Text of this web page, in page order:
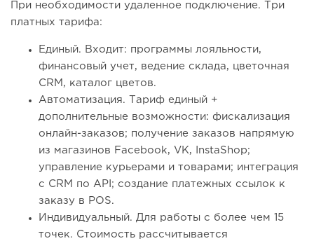
При необходимости удаленное подключение. Три
платных тарифа:
Единый. Входит: программы лояльности,
финансовый учет, ведение склада, цветочная
CRM, каталог цветов.
Автоматизация. Тариф единый +
дополнительные возможности: фискализация
онлайн-заказов; получение заказов напрямую
из магазинов Facebook, VK, InstaShop;
управление курьерами и товарами; интеграция
с CRM по API; создание платежных ссылок к
заказу в POS.
Индивидуальный. Для работы с более чем 15
точек. Стоимость рассчитывается